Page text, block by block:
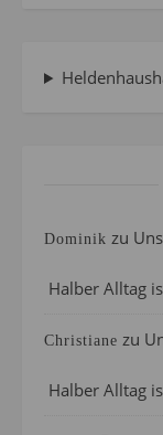
Dominik zu
Halber Alltag
Christiane zu
Halber Alltag